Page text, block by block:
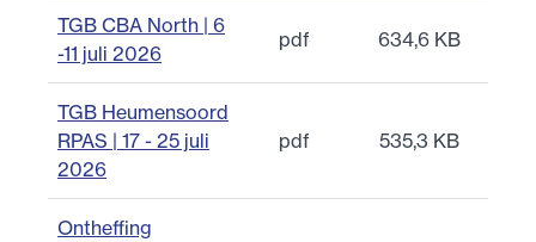
TGB CBA North | 6
-11 juli 2026
pdf 634,6 KB
TGB Heumensoord
RPAS | 17 - 25 juli
2026
pdf 535,3 KB
Ontheffing